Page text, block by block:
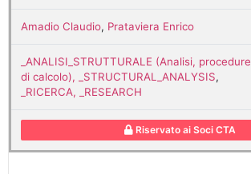
Amadio Claudio, Prataviera Enrico
_ANALISI_STRUTTURALE (Analisi, procedure
di calcolo), _STRUCTURAL_ANALYSIS,
_RICERCA, _RESEARCH
Riservato ai Soci CTA